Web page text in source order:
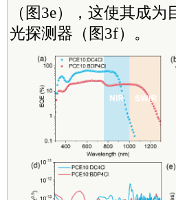
（图3e），这使其成
光探测器（图3f）。